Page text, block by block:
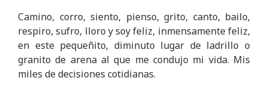
Camino, corro, siento, pienso, grito, canto, bailo,
respiro, sufro, lloro y soy feliz, inmensamente feliz,
en este pequeñito, diminuto lugar de ladrillo o
granito de arena al que me condujo mi vida. Mis
miles de decisiones cotidianas.